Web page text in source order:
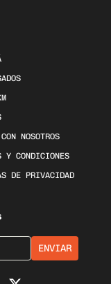
NOSOTROS
Y CONDICIONES
DE PRIVACIDAD